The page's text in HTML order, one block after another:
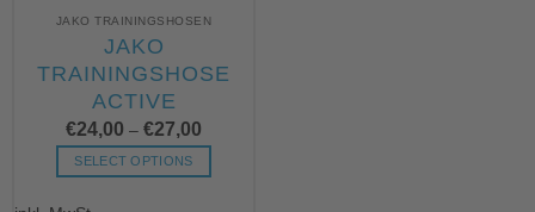
JAKO TRAININGSHOSEN
JAKO
TRAININGSHOSE
ACTIVE
€24,00 – €27,00
SELECT OPTIONS